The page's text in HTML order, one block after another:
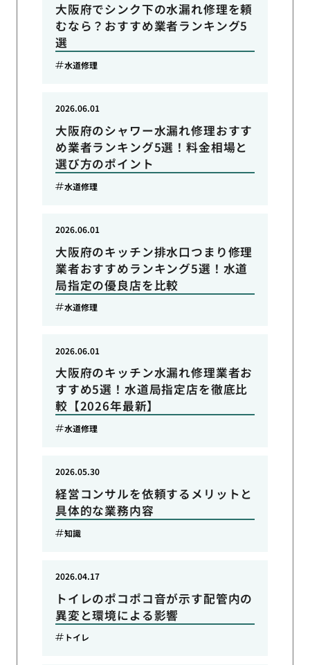
大阪府でシンク下の水漏れ修理を頼
むなら？おすすめ業者ランキング5
選
水道修理
大阪府のシャワー水漏れ修理おすす
め業者ランキング5選！料金相場と
選び方のポイント
2026.06.01
水道修理
大阪府のキッチン排水口つまり修理
業者おすすめランキング5選！水道
局指定の優良店を比較
2026.06.01
水道修理
大阪府のキッチン水漏れ修理業者お
すすめ5選！水道局指定店を徹底比
較【2026年最新】
2026.06.01
水道修理
経営コンサルを依頼するメリットと
具体的な業務内容
2026.05.30
知識
トイレのポコポコ音が示す配管内の
異変と環境による影響
2026.04.17
トイレ